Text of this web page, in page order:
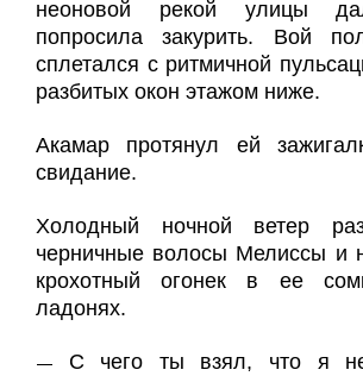
неоновой рекой улицы
попросила закурить. Вой
сплетался с ритмичной
разбитых окон этажом ниже.
Акамар протянул ей
свидание.
Холодный ночной ветер
черничные волосы Мелиссы и
крохотный огонек в ее
ладонях.
— С чего ты взял, что я